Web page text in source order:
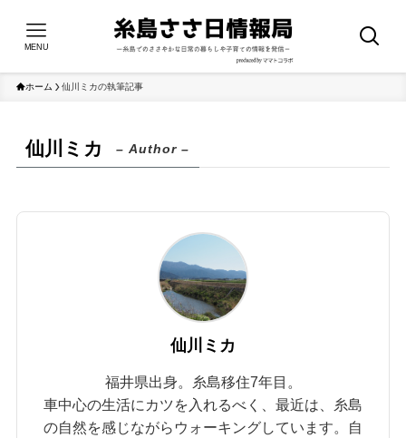
MENU
ホーム 仙川ミカの執筆記事
仙川ミカ – Author –
仙川ミカ
福井県出身。糸島移住7年目。
車中心の生活にカツを入れるべく、最近は、糸島
の自然を感じながらウォーキングしています。自